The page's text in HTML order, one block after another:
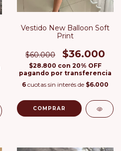
Vestido New Balloon Soft
Print
$60.000 $36.000
$28.800 con 20% OFF
pagando por transferencia
6 cuotas sin interés de $6.000
COMPRAR